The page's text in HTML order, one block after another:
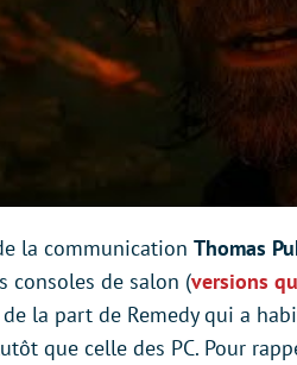
la communication Thomas
consoles de salon (versions
de la part de Remedy qui a
que celle des PC. Pour